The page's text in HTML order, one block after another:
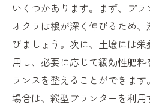
いくつかあります。まず、プラ
オクラは根が深く伸びるため
びましょう。次に、土壌には
用し、必要に応じて緩効性肥
ランスを整えることができま
場合は、縦型プランターを利